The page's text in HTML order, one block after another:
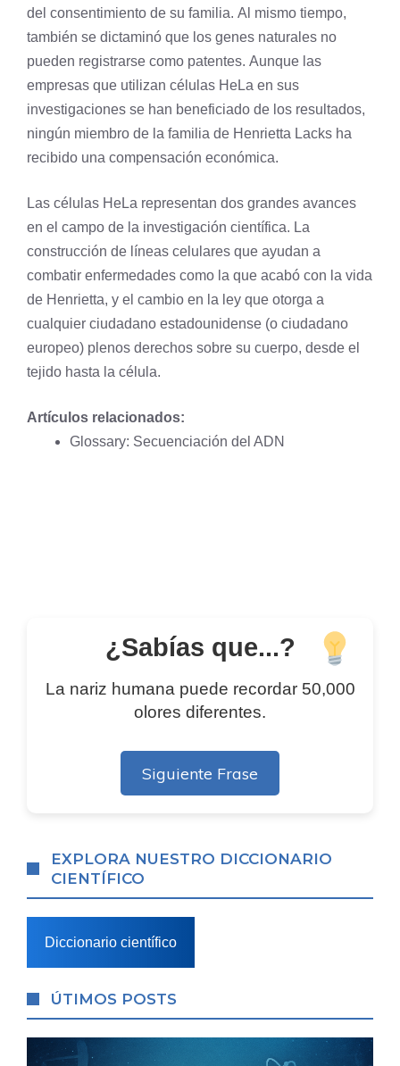
del consentimiento de su familia. Al mismo tiempo,
también se dictaminó que los genes naturales no
pueden registrarse como patentes. Aunque las
empresas que utilizan células HeLa en sus
investigaciones se han beneficiado de los resultados,
ningún miembro de la familia de Henrietta Lacks ha
recibido una compensación económica.
Las células HeLa representan dos grandes avances
en el campo de la investigación científica. La
construcción de líneas celulares que ayudan a
combatir enfermedades como la que acabó con la vida
de Henrietta, y el cambio en la ley que otorga a
cualquier ciudadano estadounidense (o ciudadano
europeo) plenos derechos sobre su cuerpo, desde el
tejido hasta la célula.
Artículos relacionados:
Glossary: Secuenciación del ADN
¿Sabías que...?
La nariz humana puede recordar 50,000
olores diferentes.
Siguiente Frase
EXPLORA NUESTRO DICCIONARIO
CIENTÍFICO
Diccionario científico
ÚTIMOS POSTS